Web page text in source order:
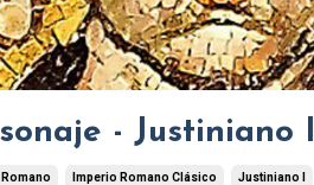
- Justiniano I
Imperio Romano Clásico Justiniano I